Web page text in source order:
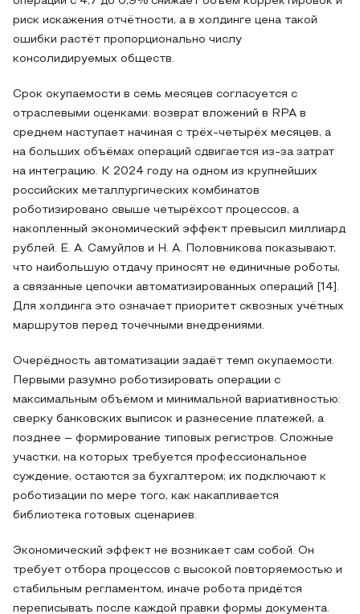
риск искажения отчётности, а в холдинге цена такой
ошибки растёт пропорционально числу
консолидируемых обществ.
Срок окупаемости в семь месяцев согласуется с
отраслевыми оценками: возврат вложений в RPA в
среднем наступает начиная с трёх-четырёх месяцев, а
на больших объёмах операций сдвигается из-за затрат
на интеграцию. К 2024 году на одном из крупнейших
российских металлургических комбинатов
роботизировано свыше четырёхсот процессов, а
накопленный экономический эффект превысил миллиард
рублей. Е. А. Самуйлов и Н. А. Половникова показывают,
что наибольшую отдачу приносят не единичные роботы,
а связанные цепочки автоматизированных операций [14].
Для холдинга это означает приоритет сквозных учётных
маршрутов перед точечными внедрениями.
Очерёдность автоматизации задаёт темп окупаемости.
Первыми разумно роботизировать операции с
максимальным объёмом и минимальной вариативностью:
сверку банковских выписок и разнесение платежей, а
позднее – формирование типовых регистров. Сложные
участки, на которых требуется профессиональное
суждение, остаются за бухгалтером; их подключают к
роботизации по мере того, как накапливается
библиотека готовых сценариев.
Экономический эффект не возникает сам собой. Он
требует отбора процессов с высокой повторяемостью и
стабильным регламентом, иначе робота придётся
переписывать после каждой правки формы документа.